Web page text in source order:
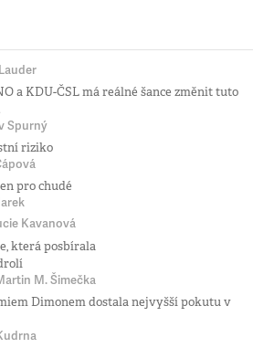
a KDU-ČSL má reálné šance změnit tuto
Spurný
riziko
pro chudé
Kavanová
která posbírala
M. Šimečka
Dimonem dostala nejvyšší pokutu v